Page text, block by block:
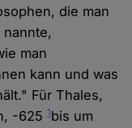
die man
man
kann und was
Für Thales,
-6251bis um